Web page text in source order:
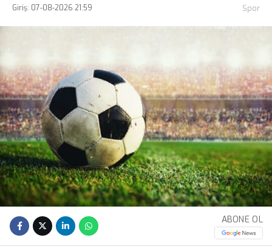
Giriş: 07-08-2026 21:59 Spor
ABONE OL